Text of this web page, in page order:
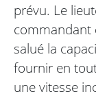
prévu. Le
commandant
salué la
fournir en
une vitesse